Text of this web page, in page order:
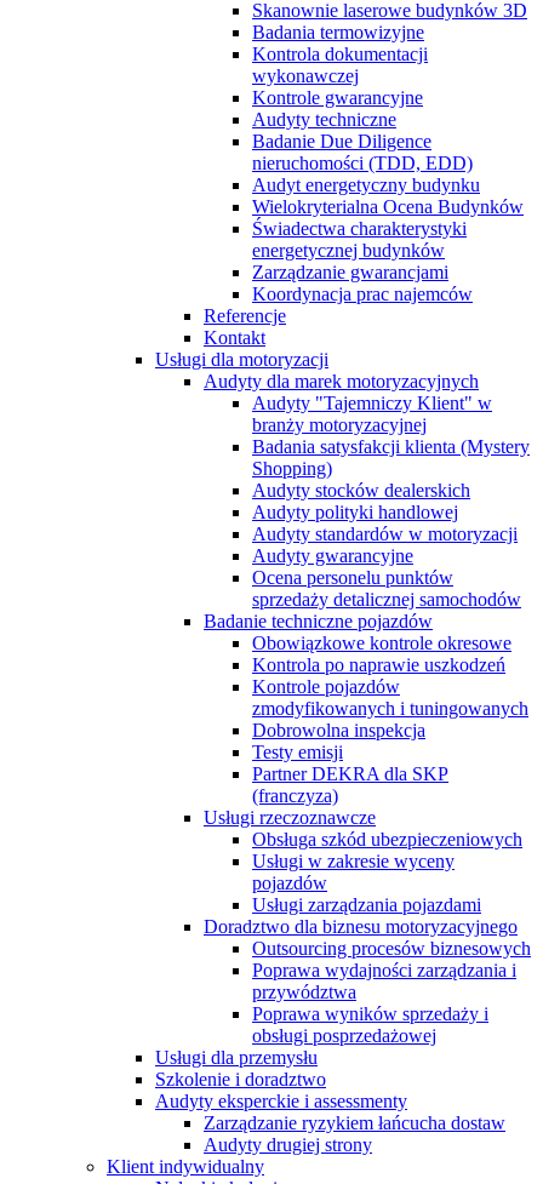
Skanownie laserowe budynków 3D
Badania termowizyjne
Kontrola dokumentacji
wykonawczej
Kontrole gwarancyjne
Audyty techniczne
Badanie Due Diligence
nieruchomości (TDD, EDD)
Audyt energetyczny budynku
Wielokryterialna Ocena Budynków
Świadectwa charakterystyki
energetycznej budynków
Zarządzanie gwarancjami
Koordynacja prac najemców
Referencje
Kontakt
Usługi dla motoryzacji
Audyty dla marek motoryzacyjnych
Audyty "Tajemniczy Klient" w
branży motoryzacyjnej
Badania satysfakcji klienta (Mystery
Shopping)
Audyty stocków dealerskich
Audyty polityki handlowej
Audyty standardów w motoryzacji
Audyty gwarancyjne
Ocena personelu punktów
sprzedaży detalicznej samochodów
Badanie techniczne pojazdów
Obowiązkowe kontrole okresowe
Kontrola po naprawie uszkodzeń
Kontrole pojazdów
zmodyfikowanych i tuningowanych
Dobrowolna inspekcja
Testy emisji
Partner DEKRA dla SKP
(franczyza)
Usługi rzeczoznawcze
Obsługa szkód ubezpieczeniowych
Usługi w zakresie wyceny
pojazdów
Usługi zarządzania pojazdami
Doradztwo dla biznesu motoryzacyjnego
Outsourcing procesów biznesowych
Poprawa wydajności zarządzania i
przywództwa
Poprawa wyników sprzedaży i
obsługi posprzedażowej
Usługi dla przemysłu
Szkolenie i doradztwo
Audyty eksperckie i assessmenty
Zarządzanie ryzykiem łańcucha dostaw
Audyty drugiej strony
Klient indywidualny